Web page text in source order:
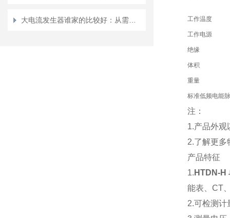
工作温度
工作电源
绝缘
体积
重量
标准低频电能
注：
1.产品外观
2.了解更多
产品特征
1. HTDN-H
能表、CT
2.可检测计